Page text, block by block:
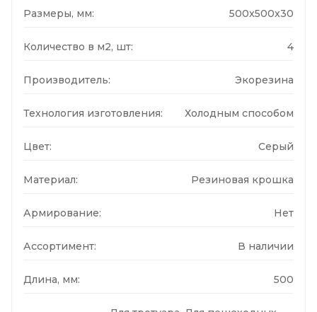
Размеры, мм: 500x500x30
Количество в м2, шт: 4
Производитель: Экорезина
Технология изготовления: Холодным способом
Цвет: Серый
Материал: Резиновая крошка
Армирование: Нет
Ассортимент: В наличии
Длина, мм: 500